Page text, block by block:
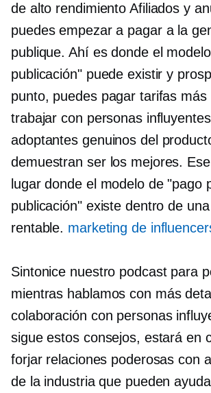
de alto rendimiento Afiliados y
puedes empezar a pagar a la
publique. Ahí es donde el
publicación" puede existir y
punto, puedes pagar tarifas más
trabajar con personas
adoptantes genuinos del
demuestran ser los mejores.
lugar donde el modelo de "pago
publicación" existe dentro de
rentable. marketing de
Sintonice nuestro podcast para
mientras hablamos con más
colaboración con personas
sigue estos consejos, estará en
forjar relaciones poderosas con
de la industria que pueden